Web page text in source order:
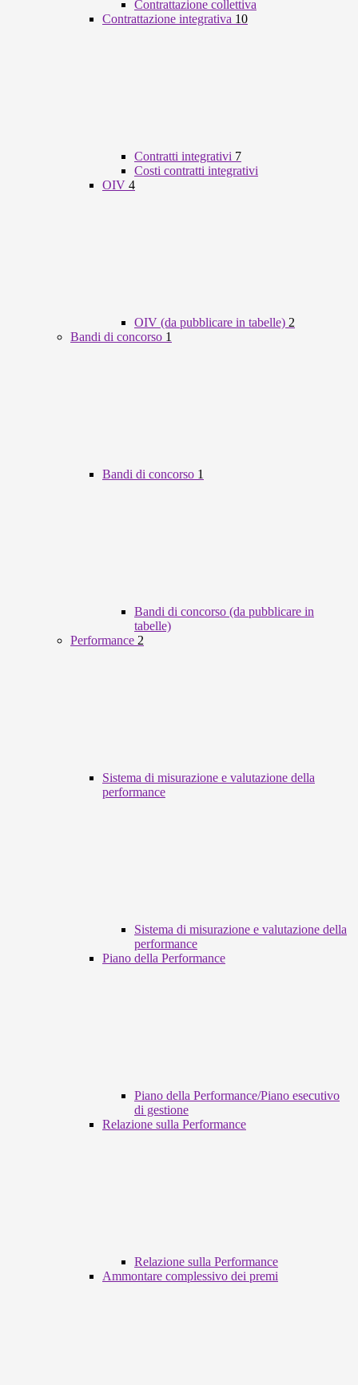
Contrattazione collettiva
Contrattazione integrativa 10
Contratti integrativi 7
Costi contratti integrativi
OIV 4
OIV (da pubblicare in tabelle) 2
Bandi di concorso 1
Bandi di concorso 1
Bandi di concorso (da pubblicare in
tabelle)
Performance 2
Sistema di misurazione e valutazione della
performance
Sistema di misurazione e valutazione della
performance
Piano della Performance
Piano della Performance/Piano esecutivo
di gestione
Relazione sulla Performance
Relazione sulla Performance
Ammontare complessivo dei premi